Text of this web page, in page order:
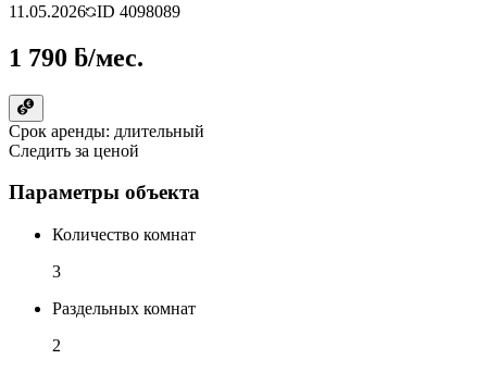
11.05.2026 ID 4098089
1 790 ƃ/мес.
Срок аренды: длительный
Следить за ценой
Параметры объекта
Количество комнат
3
Раздельных комнат
2